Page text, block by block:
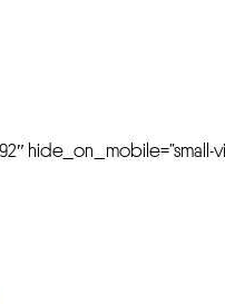
hide_on_mobile=”small-